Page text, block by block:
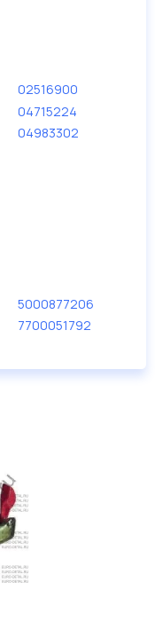
02516900
04715224
04983302
5000877206
7700051792